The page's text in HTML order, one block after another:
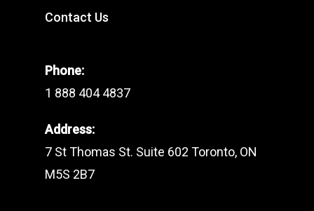
Contact Us
Phone:
1 888 404 4837
Address:
7 St Thomas St. Suite 602 Toronto, ON
M5S 2B7